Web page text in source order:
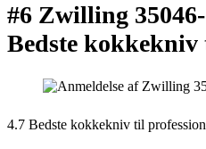
#6 Zwilling
Bedste kokkekniv
4.7 Bedste kokkekniv til